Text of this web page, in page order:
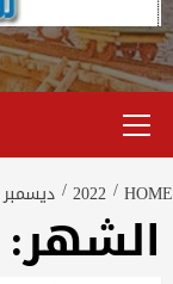
Menu
HOME
2022 ديسمبر
الشهر: